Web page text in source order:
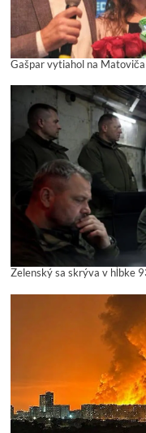
Gašpar vytiahol na
Zelenský sa skrýva v hĺbke